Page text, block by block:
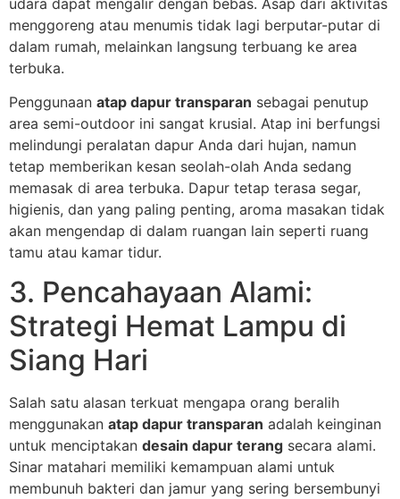
menggoreng atau menumis tidak lagi berputar-putar di
dalam rumah, melainkan langsung terbuang ke area
terbuka.
Penggunaan atap dapur transparan sebagai penutup
area semi-outdoor ini sangat krusial. Atap ini berfungsi
melindungi peralatan dapur Anda dari hujan, namun
tetap memberikan kesan seolah-olah Anda sedang
memasak di area terbuka. Dapur tetap terasa segar,
higienis, dan yang paling penting, aroma masakan tidak
akan mengendap di dalam ruangan lain seperti ruang
tamu atau kamar tidur.
3. Pencahayaan Alami:
Strategi Hemat Lampu di
Siang Hari
Salah satu alasan terkuat mengapa orang beralih
menggunakan atap dapur transparan adalah keinginan
untuk menciptakan desain dapur terang secara alami.
Sinar matahari memiliki kemampuan alami untuk
membunuh bakteri dan jamur yang sering bersembunyi